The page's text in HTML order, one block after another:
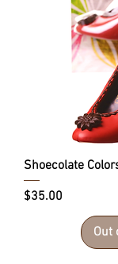
Shoecolate
Price
$35.00
Out